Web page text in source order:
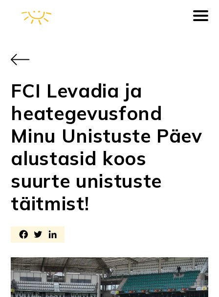
FCI Levadia ja
heategevusfond
Minu Unistuste Päev
alustasid koos
suurte unistuste
täitmist!